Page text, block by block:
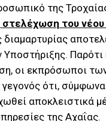
της
στελέχωση του
διαμαρτυρίας
οι εκπρόσωποι
ότι,
αποκλειστικά
της Αχαΐας.